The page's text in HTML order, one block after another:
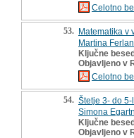
Celotno
53. Matematika v
Martina Ferlan
Ključne
Objavljeno v
Celotno
54. Štetje 3- do
Simona
Ključne
Objavljeno v